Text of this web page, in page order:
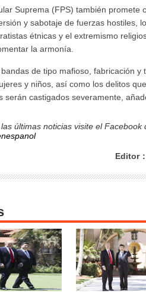
Suprema (FPS) también promete
y sabotaje de fuerzas hostiles,
étnicas y el extremismo
la armonía.
de tipo mafioso, fabricación y
y niños, así como los delitos
serán castigados severamente,
últimas noticias visite el Facebook
Editor：